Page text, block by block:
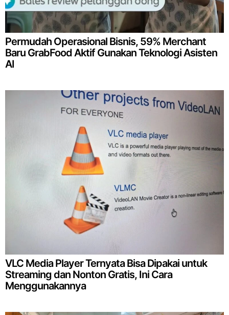
Permudah Operasional Bisnis, 59% Merchant
Baru GrabFood Aktif Gunakan Teknologi Asisten
AI
VLC Media Player Ternyata Bisa Dipakai untuk
Streaming dan Nonton Gratis, Ini Cara
Menggunakannya